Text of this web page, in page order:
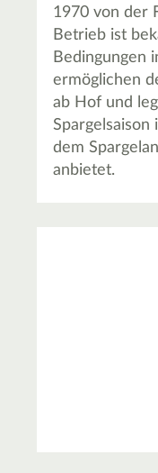
1970 von der
Betrieb ist
Bedingungen
ermöglichen
ab Hof und
dem
anbietet.